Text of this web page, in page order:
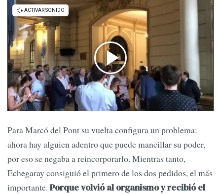
Para Marcó del Pont su vuelta configura un problema:
ahora hay alguien adentro que puede mancillar su poder,
por eso se negaba a reincorporarlo. Mientras tanto,
Echegaray consiguió el primero de los dos pedidos, el más
importante. Porque volvió al organismo y recibió el